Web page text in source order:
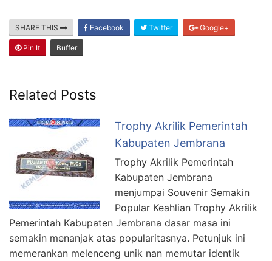
SHARE THIS Facebook Twitter Google+
Pin It Buffer
Related Posts
Trophy Akrilik Pemerintah
Kabupaten Jembrana
Trophy Akrilik Pemerintah
Kabupaten Jembrana
menjumpai Souvenir Semakin
Popular Keahlian Trophy Akrilik
Pemerintah Kabupaten Jembrana dasar masa ini
semakin menanjak atas popularitasnya. Petunjuk ini
memerankan melenceng unik nan memutar identik